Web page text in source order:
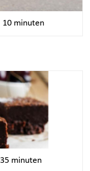
10 minuten
35 minuten